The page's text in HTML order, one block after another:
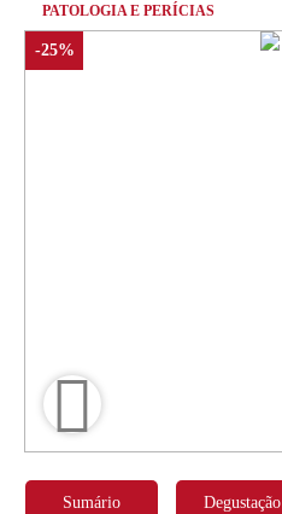
PATOLOGIA E PERÍCIAS
-25%
Sumário Degustação